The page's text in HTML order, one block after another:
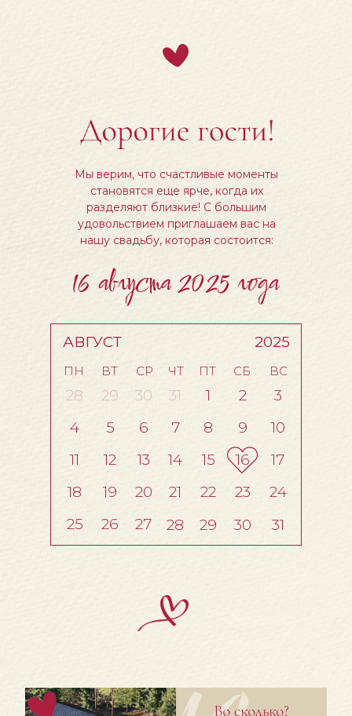
Мы верим, что счастливые моменты
становятся еще ярче, когда их
разделяют близкие! С большим
удовольствием приглашаем вас на
нашу свадьбу, которая состоится:
6
АВГУСТ 2025
28
12
ПН
29
5
ВС
СБ
ПТ
ЧТ
СР
ВТ
1
13
7
30
8 9
10
11
19
20
14 15 16
17
18
26
27
21 22 23
24
25
2
3
4
31
31
30
29
28